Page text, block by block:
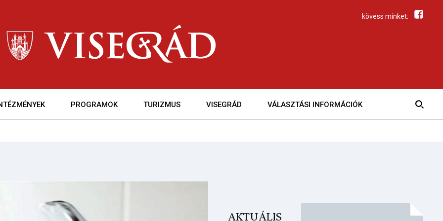
kövess minket:
PROGRAMOK TURIZMUS VISEGRÁD VÁLASZTÁSI INFORMÁCIÓK
AKTUÁLIS